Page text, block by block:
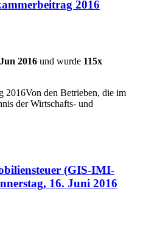
2016
2016 und wurde 115x
2016Von den Betrieben, die im
der Wirtschafts- und
(GIS-IMI-
16. Juni 2016